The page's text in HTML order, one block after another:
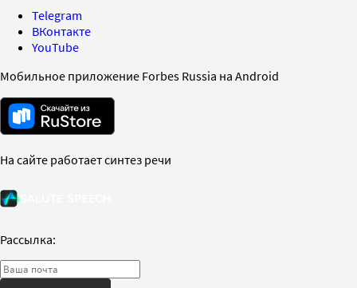
Telegram
ВКонтакте
YouTube
Мобильное приложение Forbes Russia на Android
На сайте работает синтез речи
Рассылка: